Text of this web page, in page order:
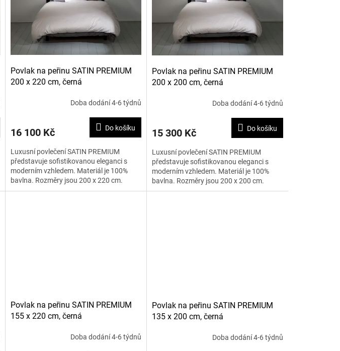
Povlak na peřinu SATIN PREMIUM
200 x 220 cm, černá
Doba dodání 4-6 týdnů
16 100 Kč Do košíku
Luxusní povlečení SATIN PREMIUM
představuje sofistikovanou eleganci s
moderním vzhledem. Materiál je 100%
bavlna. Rozměry jsou 200 x 220 cm.
Povlak na peřinu SATIN PREMIUM
200 x 200 cm, černá
Doba dodání 4-6 týdnů
15 300 Kč Do košíku
Luxusní povlečení SATIN PREMIUM
představuje sofistikovanou eleganci s
moderním vzhledem. Materiál je 100%
bavlna. Rozměry jsou 200 x 200 cm.
Povlak na peřinu SATIN PREMIUM
155 x 220 cm, černá
Doba dodání 4-6 týdnů
Povlak na peřinu SATIN PREMIUM
135 x 200 cm, černá
Doba dodání 4-6 týdnů